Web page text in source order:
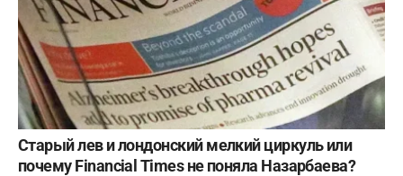
Старый лев и лондонский мелкий циркуль или
почему Financial Times не поняла Назарбаева?